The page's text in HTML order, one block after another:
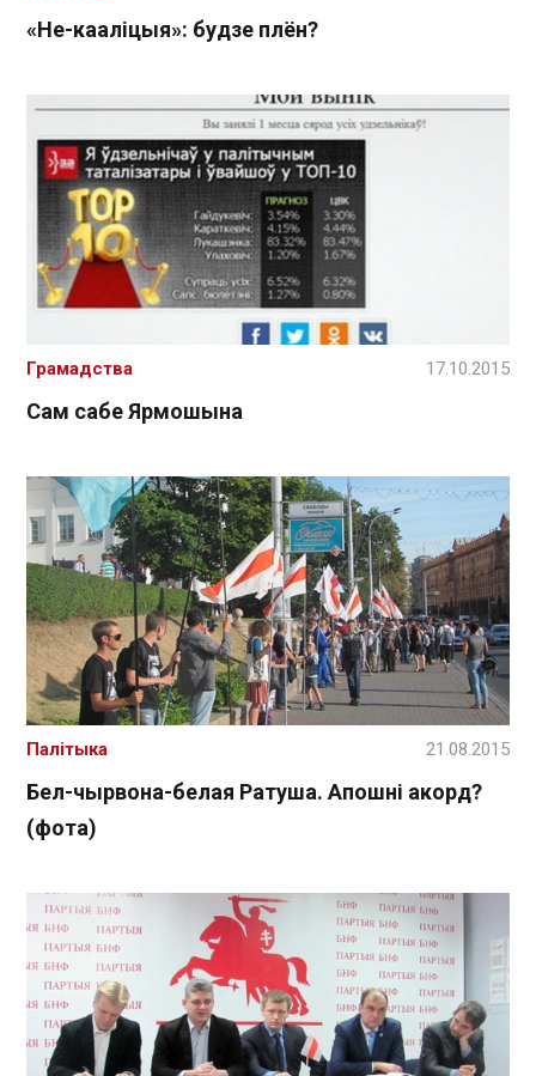
«Не-кааліцыя»: будзе плён?
Сам сабе Ярмошына
Грамадства 17.10.2015
Бел-чырвона-белая Ратуша. Апошні акорд?
(фота)
Палітыка 21.08.2015